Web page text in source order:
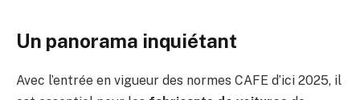
Un panorama inquiétant
Avec l’entrée en vigueur des normes CAFE d’ici 2025, il